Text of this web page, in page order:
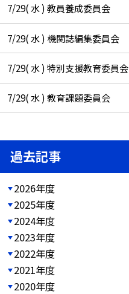
7/29( 水 ) 教員養成委員会
7/29( 水 ) 機関誌編集委員会
7/29( 水 ) 特別支援教育委員会
7/29( 水 ) 教育課題委員会
過去記事
2026年度
2025年度
2024年度
2023年度
2022年度
2021年度
2020年度